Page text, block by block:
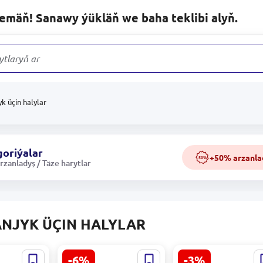
Sanawy ýükläň we baha teklibi alyň.
arasynda
üçin halylar
/ Täze harytlar
50% +50%
ÜÇIN HALYLAR